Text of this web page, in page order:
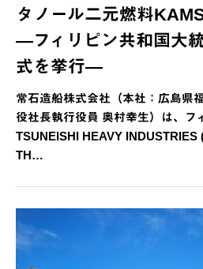
タノール二元燃料
―フィリピン共和国大
式を挙行―
常石造船株式会社（本社：広島県
役社長執行役員 奥村幸生）は、フ
TSUNEISHI HEAVY INDUSTRIES
TH…